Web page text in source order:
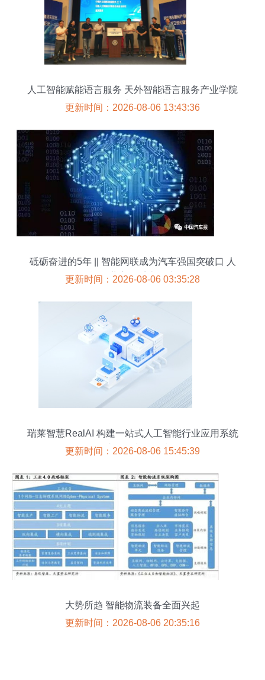
人工智能赋能语言服务 天外智能语言服务产业学院
与翻译实验室引领行业变革
更新时间：2026-08-06 13:43:36
砥砺奋进的5年 || 智能网联成为汽车强国突破口 人
工智能行业应用系统集成服务
更新时间：2026-08-06 03:35:28
瑞莱智慧RealAI 构建一站式人工智能行业应用系统
集成服务产品矩阵
更新时间：2026-08-06 15:45:39
大势所趋 智能物流装备全面兴起
更新时间：2026-08-06 20:35:16